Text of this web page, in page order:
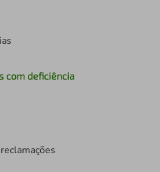
com deficiência